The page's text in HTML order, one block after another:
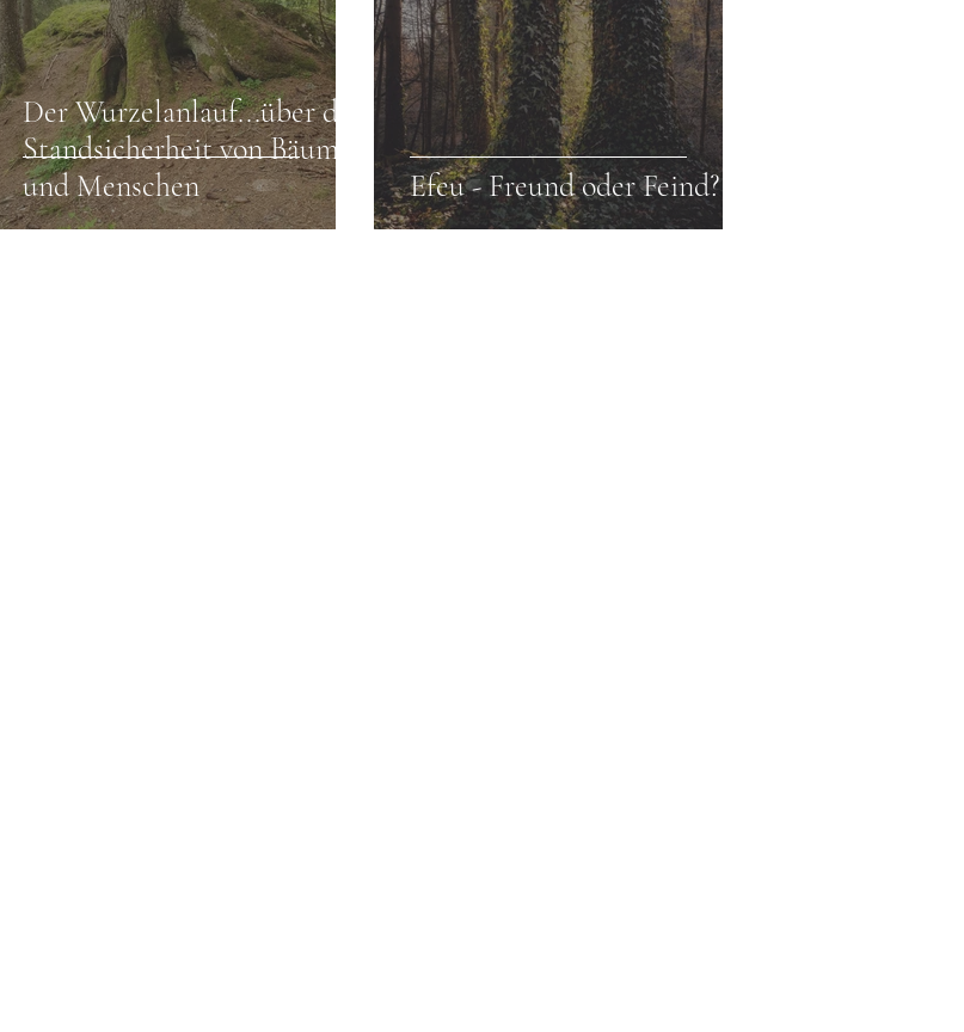
Der Wurzelanlauf...über die
Standsicherheit von Bäumen
und Menschen
Efeu - Freund oder Feind?